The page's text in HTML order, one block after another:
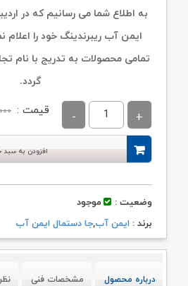
ایمن آب ریبرندینگ خود را اعلام
گردد.
قیمت :
افزودن به سبد
وضعیت :
موجود
برند : ایمن آب,جا دستمال ایمن آب
درباره محصول مشخصات فنی